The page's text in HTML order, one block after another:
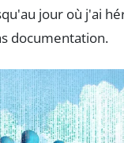
jour où j'ai
documentation.